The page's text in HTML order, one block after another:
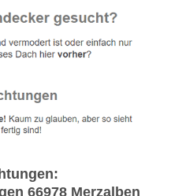
66978 Merzalben